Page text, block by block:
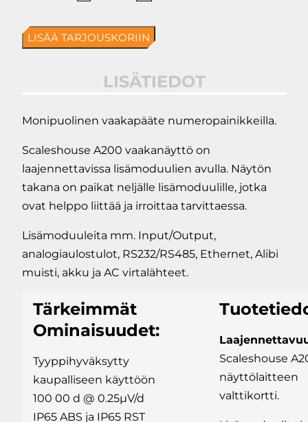
Vaakapääte
määrä
LISÄÄ TARJOUSKORIIN
LISÄTIEDOT
Monipuolinen vaakapääte numeropainikkeilla.
Scaleshouse A200 vaakanäyttö on
laajennettavissa lisämoduulien avulla. Näytön
takana on paikat neljälle lisämoduulille, jotka
ovat helppo liittää ja irroittaa tarvittaessa.
Lisämoduuleita mm. Input/Output,
analogiaulostulot, RS232/RS485, Ethernet, Alibi
muisti, akku ja AC virtalähteet.
Tärkeimmät
Ominaisuudet:
Tyyppihyväksytty
kaupalliseen käyttöön
100 00 d @ 0.25µV/d
IP65 ABS ja IP65 RST
Scaleshouse
näyttölaitteen
valttikortti.